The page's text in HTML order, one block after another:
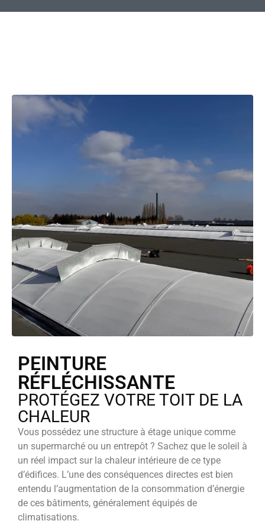
PEINTURE
RÉFLÉCHISSANTE
PROTÉGEZ VOTRE TOIT DE LA
CHALEUR
Vous possédez une structure à étage unique comme
un supermarché ou un entrepôt ? Sachez que le soleil à
un réel impact sur la chaleur intérieure de ce type
d’édifices. L’une des conséquences directes est bien
entendu l’augmentation de la consommation d’énergie
de ces bâtiments, généralement équipés de
climatisations.